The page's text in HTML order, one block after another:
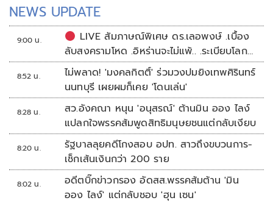
NEWS UPDATE
9:00 น.
LIVE สัมภาษณ์พิเศษ ดร.เลอพงษ์ .เบื้อง
ลับสงครามโหด .อิหร่านจะไม่แพ้.. .ระเบียบโลก
ใหม่ในตะวันออกกลาง…. | อิสรภาพแห่งความ
คิด กับ..สำราญ รอดเพชร
8:52 น.
ไม่พลาด! 'มงคลกิตติ์' ร่วมวงปมยิงเทพศิรินทร์
นนทบุรี เผยผมก็เคย 'โดนเล่น'
8:28 น.
สว.อังคณา หนุน 'อนุสรณ์' ต้านมิน ออง ไลง์
แปลกใจพรรคส้มพูดสิทธิมนุษยชนแต่กลับเงียบ
8:20 น.
รัฐบาลลุยคดีโกงสอบ อปท. สาวถึงขบวนการ-
เช็กเส้นเงินกว่า 200 ราย
8:02 น.
อดีตบิ๊กข่าวกรอง อัดสส.พรรคส้มต้าน 'มิน
ออง ไลง์' แต่กลับชอบ 'ฮุน เซน'